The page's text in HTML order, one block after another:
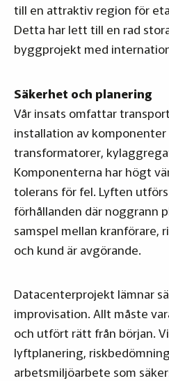
till en attraktiv region för
Detta har lett till en rad
byggprojekt med
Säkerhet och planering
Vår insats omfattar
installation av komponenter
transformatorer,
Komponenterna har högt
tolerans för fel. Lyften
förhållanden där noggrann
samspel mellan kranförare,
och kund är avgörande.
Datacenterprojekt lämnar
improvisation. Allt måste
och utfört rätt från början.
lyftplanering,
arbetsmiljöarbete som